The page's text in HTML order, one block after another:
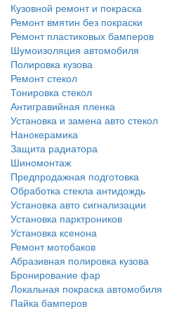
Кузовной ремонт и покраска
Ремонт вмятин без покраски
Ремонт пластиковых бамперов
Шумоизоляция автомобиля
Полировка кузова
Ремонт стекол
Тонировка стекол
Антигравийная пленка
Установка и замена авто стекол
Нанокерамика
Защита радиатора
Шиномонтаж
Предпродажная подготовка
Обработка стекла антидождь
Установка авто сигнализации
Установка парктроников
Установка ксенона
Ремонт мотобаков
Абразивная полировка кузова
Бронирование фар
Локальная покраска автомобиля
Пайка бамперов